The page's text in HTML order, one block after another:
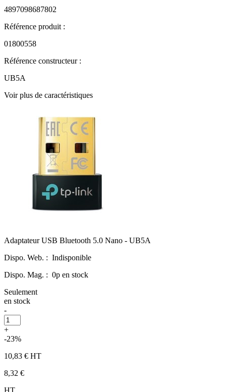
4897098687802
Référence produit :
01800558
Référence constructeur :
UB5A
Voir plus de caractéristiques
Adaptateur USB Bluetooth 5.0 Nano - UB5A
Dispo. Web. : Indisponible
Dispo. Mag. : 0p en stock
Seulement
en stock
-
+
-23%
10,83 € HT
8,32 €
HT